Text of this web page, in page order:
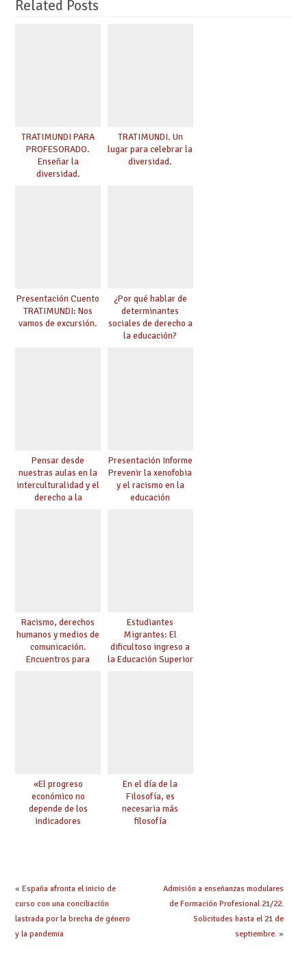
Related Posts
TRATIMUNDI PARA
PROFESORADO.
Enseñar la
diversidad.
TRATIMUNDI. Un
lugar para celebrar la
diversidad.
Presentación Cuento
TRATIMUNDI: Nos
vamos de excursión.
¿Por qué hablar de
determinantes
sociales de derecho a
la educación?
Pensar desde
nuestras aulas en la
interculturalidad y el
derecho a la
Presentación Informe
Prevenir la xenofobia
y el racismo en la
educación
Racismo, derechos
humanos y medios de
comunicación.
Encuentros para
Estudiantes
Migrantes: El
dificultoso ingreso a
la Educación Superior
«El progreso
económico no
depende de los
indicadores
En el día de la
Filosofía, es
necesaria más
filosofía
« España afronta el inicio de
curso con una conciliación
lastrada por la brecha de género
y la pandemia
Admisión a enseñanzas modulares
de Formación Profesional 21/22.
Solicitudes hasta el 21 de
septiembre.»